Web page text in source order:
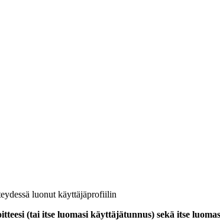
luonut käyttäjäprofiilin
(tai itse luomasi käyttäjätunnus) sekä itse